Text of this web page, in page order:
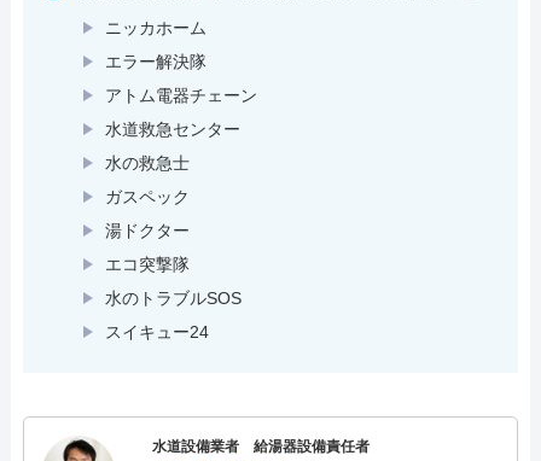
ニッカホーム
エラー解決隊
アトム電器チェーン
水道救急センター
水の救急士
ガスペック
湯ドクター
エコ突撃隊
水のトラブルSOS
スイキュー24
水道設備業者 給湯器設備責任者